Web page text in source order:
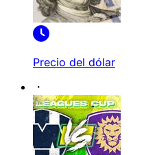
Precio del dólar